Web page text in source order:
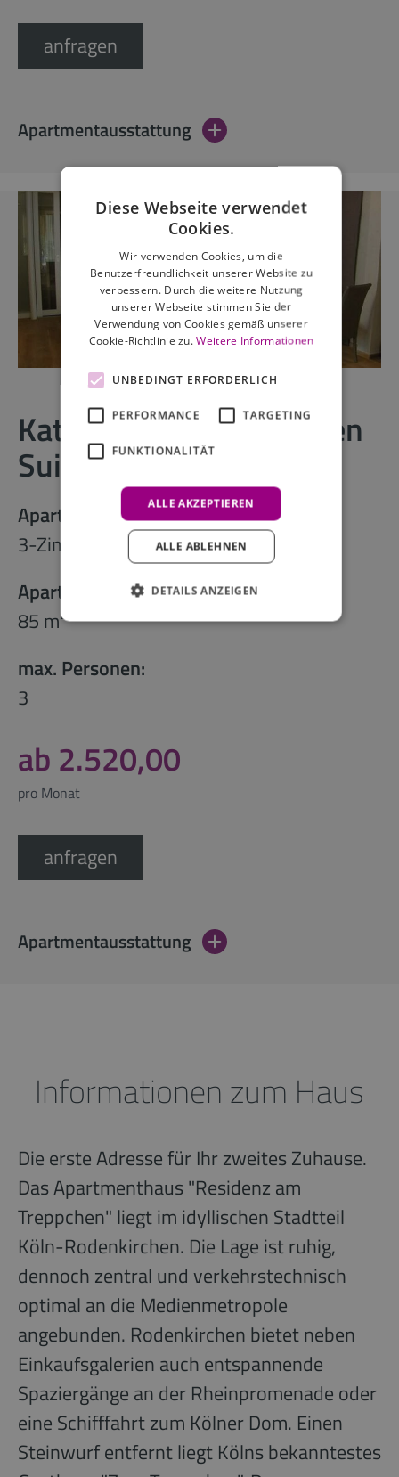
anfragen
Apartmentausstattung
Kategorie VII - Treppchen
Suite
Apartmenttyp:
3-Zimmer-Apartment
Apartmentgröße:
85 m2
max. Personen:
3
ab 2.520,00
pro Monat
anfragen
Apartmentausstattung
Informationen zum Haus
Die erste Adresse für Ihr zweites Zuhause.
Das Apartmenthaus "Residenz am
Treppchen" liegt im idyllischen Stadtteil
Köln-Rodenkirchen. Die Lage ist ruhig,
dennoch zentral und verkehrstechnisch
optimal an die Medienmetropole
angebunden. Rodenkirchen bietet neben
Einkaufsgalerien auch entspannende
Spaziergänge an der Rheinpromenade oder
eine Schifffahrt zum Kölner Dom. Einen
Steinwurf entfernt liegt Kölns bekanntestes
Diese Webseite verwendet
Cookies.
Wir verwenden Cookies, um die
Benutzerfreundlichkeit unserer Website zu
verbessern. Durch die weitere Nutzung
unserer Webseite stimmen Sie der
Verwendung von Cookies gemäß unserer
Cookie-Richtlinie zu.Weitere Informationen
UNBEDINGT ERFORDERLICH
PERFORMANCE TARGETING
FUNKTIONALITÄT
ALLE AKZEPTIEREN
ALLE ABLEHNEN
DETAILS ANZEIGEN